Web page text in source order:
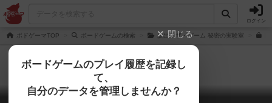
ログイン
ボドゲーマTOP ボードゲームの検索 脱出：ザ・ゲーム 秘密の実験室
閉じる
ボードゲームのプレイ履歴を記録し
て、
自分のデータを管理しませんか？